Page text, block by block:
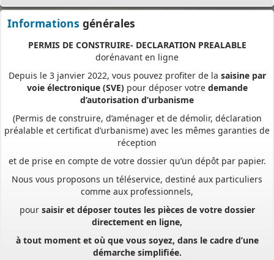
Informations générales
PERMIS DE CONSTRUIRE- DECLARATION PREALABLE
dorénavant en ligne
Depuis le 3 janvier 2022, vous pouvez profiter de la saisine par
voie électronique (SVE) pour déposer votre demande
d’autorisation d’urbanisme
(Permis de construire, d’aménager et de démolir, déclaration
préalable et certificat d’urbanisme) avec les mêmes garanties de
réception
et de prise en compte de votre dossier qu’un dépôt par papier.
Nous vous proposons un téléservice, destiné aux particuliers
comme aux professionnels,
pour saisir et déposer toutes les pièces de votre dossier
directement en ligne,
à tout moment et où que vous soyez, dans le cadre d’une
démarche simplifiée.